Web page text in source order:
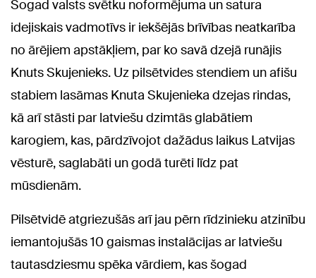
Šogad valsts svētku noformējuma un satura
idejiskais vadmotīvs ir iekšējās brīvības neatkarība
no ārējiem apstākļiem, par ko savā dzejā runājis
Knuts Skujenieks. Uz pilsētvides stendiem un afišu
stabiem lasāmas Knuta Skujenieka dzejas rindas,
kā arī stāsti par latviešu dzimtās glabātiem
karogiem, kas, pārdzīvojot dažādus laikus Latvijas
vēsturē, saglabāti un godā turēti līdz pat
mūsdienām.
Pilsētvidē atgriezušās arī jau pērn rīdzinieku atzinību
iemantojušās 10 gaismas instalācijas ar latviešu
tautasdziesmu spēka vārdiem, kas šogad